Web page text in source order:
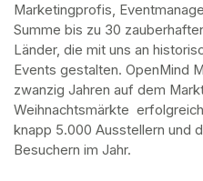
Marketingprofis,
Summe bis zu 30
Länder, die mit uns an
Events gestalten. OpenMind
zwanzig Jahren auf dem
Weihnachtsmärkte
knapp 5.000 Ausstellern und
Besuchern im Jahr.